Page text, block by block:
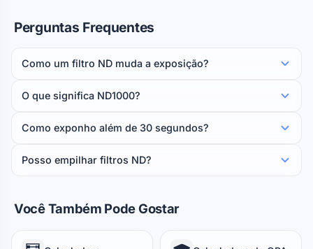
Perguntas Frequentes
Como um filtro ND muda a exposição?
O que significa ND1000?
Como exponho além de 30 segundos?
Posso empilhar filtros ND?
Você Também Pode Gostar